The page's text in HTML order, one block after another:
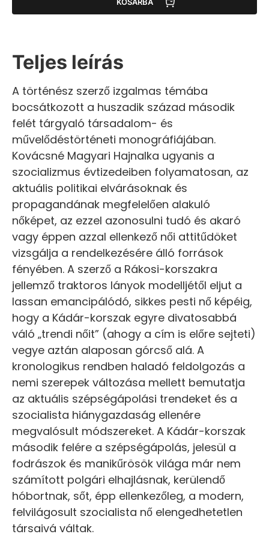
KOSÁRBA
Teljes leírás
A történész szerző izgalmas témába
bocsátkozott a huszadik század második
felét tárgyaló társadalom- és
művelődéstörténeti monográfiájában.
Kovácsné Magyari Hajnalka ugyanis a
szocializmus évtizedeiben folyamatosan, az
aktuális politikai elvárásoknak és
propagandának megfelelően alakuló
nőképet, az ezzel azonosulni tudó és akaró
vagy éppen azzal ellenkező női attitűdöket
vizsgálja a rendelkezésére álló források
fényében. A szerző a Rákosi-korszakra
jellemző traktoros lányok modelljétől eljut a
lassan emancipálódó, sikkes pesti nő képéig,
hogy a Kádár-korszak egyre divatosabbá
váló „trendi nőit” (ahogy a cím is előre sejteti)
vegye aztán alaposan górcső alá. A
kronologikus rendben haladó feldolgozás a
nemi szerepek változása mellett bemutatja
az aktuális szépségápolási trendeket és a
szocialista hiánygazdaság ellenére
megvalósult módszereket. A Kádár-korszak
második felére a szépségápolás, jelesül a
fodrászok és manikűrösök világa már nem
számított polgári elhajlásnak, kerülendő
hóbortnak, sőt, épp ellenkezőleg, a modern,
felvilágosult szocialista nő elengedhetetlen
társaivá váltak.